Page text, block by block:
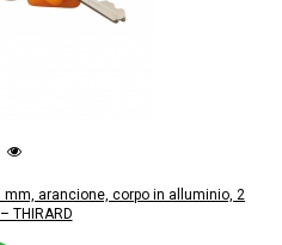
mm, arancione, corpo in alluminio, 2
THIRARD